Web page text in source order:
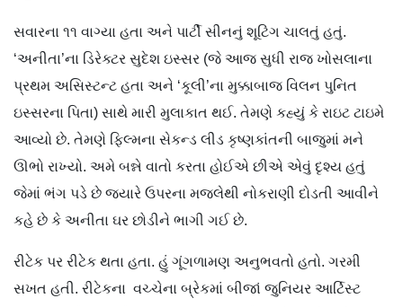
સવારના ૧૧ વાગ્યા હતા અને પાર્ટી સીનનું શૂટિંગ ચાલતું હતું.
‘અનીતા’ના ડિરેક્ટર સુદેશ ઇસ્સર (જે આજ સુધી રાજ ખોસલાના
પ્રથમ અસિસ્ટન્ટ હતા અને ‘કૂલી’ના મુક્કાબાજ વિલન પુનિત
ઇસ્સરના પિતા) સાથે મારી મુલાકાત થઈ. તેમણે કહ્યું કે રાઇટ ટાઇમે
આવ્યો છે. તેમણે ફિલ્મના સેકન્ડ લીડ કૃષ્ણકાંતની બાજુમાં મને
ઊભો રાખ્યો. અમે બન્ને વાતો કરતા હોઈએ છીએ એવું દૃશ્ય હતું
જેમાં ભંગ પડે છે જ્યારે ઉપરના મજલેથી નોકરાણી દોડતી આવીને
કહે છે કે અનીતા ઘર છોડીને ભાગી ગઈ છે.
રીટેક પર રીટેક થતા હતા. હું ગૂંગળામણ અનુભવતો હતો. ગરમી
સખત હતી. રીટેકના વચ્ચેના બ્રેકમાં બીજાં જુનિયર આર્ટિસ્ટ